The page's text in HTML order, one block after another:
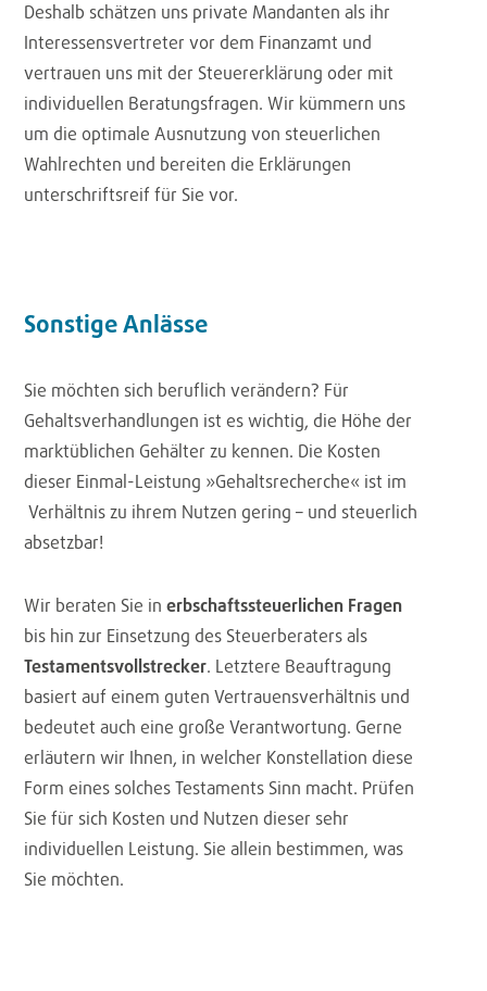
Deshalb schätzen uns private Mandanten als ihr
Interessensvertreter vor dem Finanzamt und
vertrauen uns mit der Steuererklärung oder mit
individuellen Beratungsfragen. Wir kümmern uns
um die optimale Ausnutzung von steuerlichen
Wahlrechten und bereiten die Erklärungen
unterschriftsreif für Sie vor.
Sonstige Anlässe
Sie möchten sich beruflich verändern? Für
Gehaltsverhandlungen ist es wichtig, die Höhe der
marktüblichen Gehälter zu kennen. Die Kosten
dieser Einmal-Leistung »Gehaltsrecherche« ist im
Verhältnis zu ihrem Nutzen gering – und steuerlich
absetzbar!
Wir beraten Sie inerbschaftssteuerlichen Fragen
bis hin zur Einsetzung des Steuerberaters als
Testamentsvollstrecker. Letztere Beauftragung
basiert auf einem guten Vertrauensverhältnis und
bedeutet auch eine große Verantwortung. Gerne
erläutern wir Ihnen, in welcher Konstellation diese
Form eines solches Testaments Sinn macht. Prüfen
Sie für sich Kosten und Nutzen dieser sehr
individuellen Leistung. Sie allein bestimmen, was
Sie möchten.